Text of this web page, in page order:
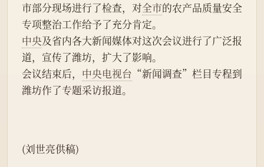
市部分现场进行了检查，对全市的农产品质量安全
专项整治工作给予了充分肯定。
中央及省内各大新闻媒体对这次会议进行了广泛报
道，宣传了潍坊，扩大了影响。
会议结束后， 中央电视台 “新闻调查”栏目专程到
潍坊作了专题采访报道。
(刘世亮供稿)